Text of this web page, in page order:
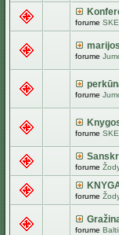
forume
forume
forume
forume
forume
forume
forume